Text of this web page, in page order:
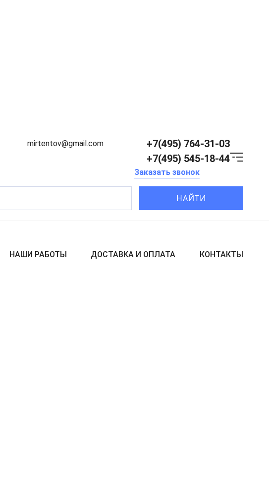
mirtentov@gmail.com
+7(495) 764-31-03
+7(495) 545-18-44
Заказать звонок
НАЙТИ
НАШИ РАБОТЫ ДОСТАВКА И ОПЛАТА КОНТАКТЫ